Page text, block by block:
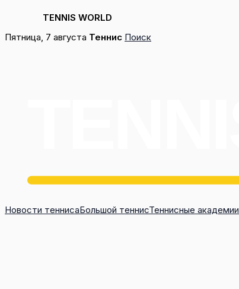
TENNIS WORLD
Перейти
Пятница, 7 августа Теннис Поиск
Новости теннисаБольшой теннисТеннисные академии